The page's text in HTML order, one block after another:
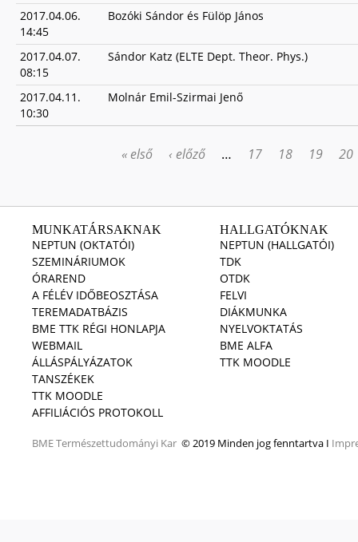
2017.04.06.
14:45
Bozóki Sándor és Fülöp János
2017.04.07.
08:15
Sándor Katz (ELTE Dept. Theor. Phys.)
2017.04.11.
10:30
Molnár Emil-Szirmai Jenő
« első ‹ előző … 17 18 19 20
MUNKATÁRSAKNAK
NEPTUN (OKTATÓI)
SZEMINÁRIUMOK
ÓRAREND
A FÉLÉV IDŐBEOSZTÁSA
TEREMADATBÁZIS
BME TTK RÉGI HONLAPJA
WEBMAIL
ÁLLÁSPÁLYÁZATOK
TANSZÉKEK
TTK MOODLE
AFFILIÁCIÓS PROTOKOLL
BMETermészettudományi Kar © 2019 Minden jog fenntartva I
HALLGATÓKNAK
NEPTUN (HALLGATÓI)
TDK
OTDK
FELVI
DIÁKMUNKA
NYELVOKTATÁS
BME ALFA
TTK MOODLE